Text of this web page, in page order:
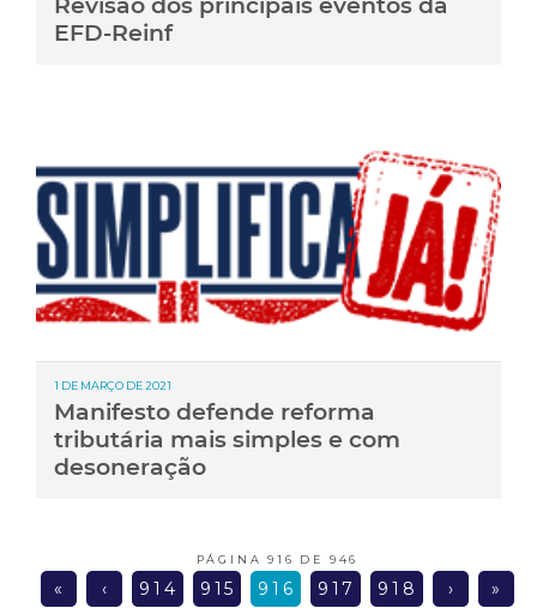
EFD-Reinf
1 DE MARÇO DE 2021
Manifesto defende reforma
tributária mais simples e com
desoneração
PÁGINA 916 DE 946
« ‹ 914 915 916 917 918 › »